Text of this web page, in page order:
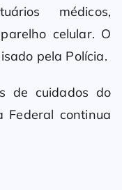
médicos,
celular. O
pela Polícia.
de cuidados do
Federal continua